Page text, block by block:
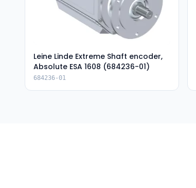
Leine Linde Extreme Shaft encoder,
Absolute ESA 1608 (684236-01)
684236-01